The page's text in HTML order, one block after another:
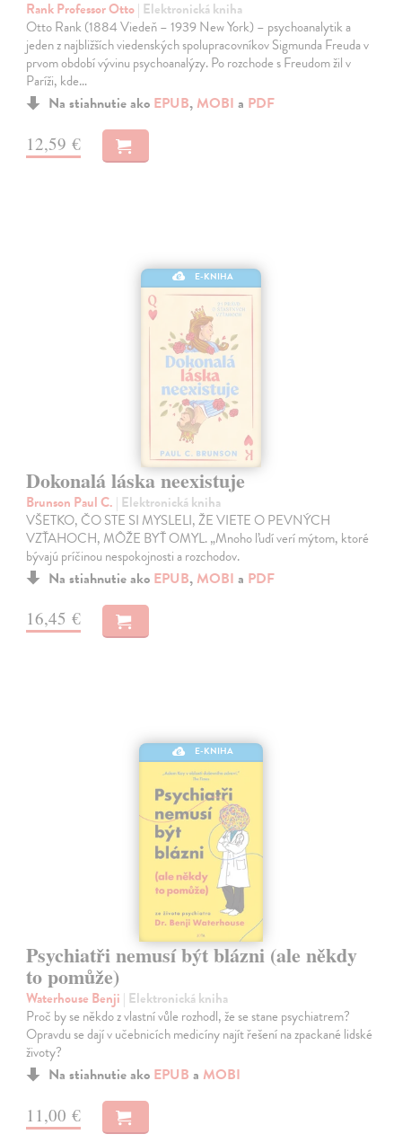
Rank Professor Otto| Elektronická kniha
Otto Rank (1884 Viedeň – 1939 New York) – psychoanalytik a
jeden z najbližších viedenských spolupracovníkov Sigmunda Freuda v
prvom období vývinu psychoanalýzy. Po rozchode s Freudom žil v
Paríži, kde…
Na stiahnutie ako EPUB, MOBI a PDF
12,59 €
E-KNIHA
Dokonalá láska neexistuje
Brunson Paul C. | Elektronická kniha
VŠETKO, ČO STE SI MYSLELI, ŽE VIETE O PEVNÝCH
VZŤAHOCH, MÔŽE BYŤ OMYL. „Mnoho ľudí verí mýtom, ktoré
bývajú príčinou nespokojnosti a rozchodov.
Na stiahnutie ako EPUB, MOBI a PDF
16,45 €
E-KNIHA
Psychiatři nemusí být blázni (ale někdy
to pomůže)
Waterhouse Benji | Elektronická kniha
Proč by se někdo z vlastní vůle rozhodl, že se stane psychiatrem?
Opravdu se dají v učebnicích medicíny najít řešení na zpackané lidské
životy?
Na stiahnutie ako EPUB a MOBI
11,00 €